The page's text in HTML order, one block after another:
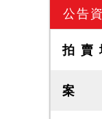
公告
拍 賣
案